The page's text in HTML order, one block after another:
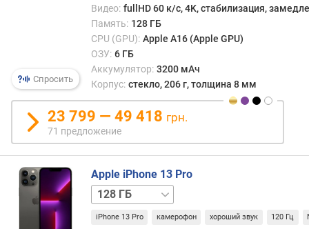
щ
и
а
р
а
н
а
Спросить
Видео: fullHD 60 к/с, 4K, стабилизация,
Память: 128 ГБ
CPU (GPU): Apple A16 (Apple GPU)
ОЗУ: 6 ГБ
Аккумулятор: 3200 мАч
Корпус: стекло, 206 г, толщина 8 мм
23 799 — 49 418 грн.
71 предложение
Apple iPhone 13 Pro
256 ГБ512 ГБ 1 ТБ
iPhone 13 Pro камерофон хороший звук 120 Гц